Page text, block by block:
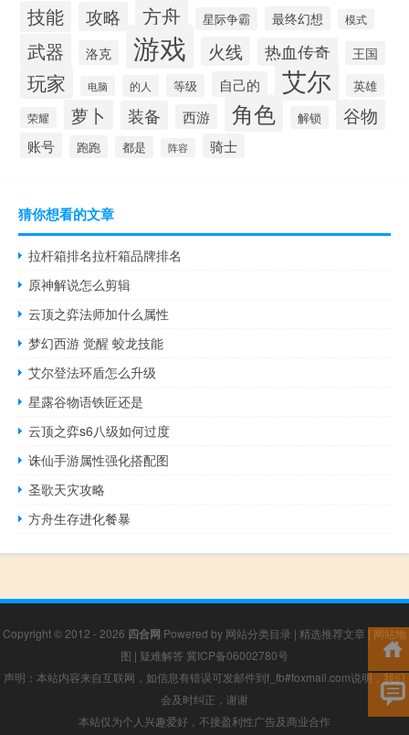
技能 攻略 方舟 星际争霸 最终幻想 模式
武器 洛克 游戏 火线 热血传奇 王国
玩家 电脑 的人 等级 自己的 艾尔 英雄
荣耀 萝卜 装备 西游 角色 解锁 谷物
账号 跑跑 都是 阵容 骑士
猜你想看的文章
拉杆箱排名拉杆箱品牌排名
原神解说怎么剪辑
云顶之弈法师加什么属性
梦幻西游 觉醒 蛟龙技能
艾尔登法环盾怎么升级
星露谷物语铁匠还是
云顶之弈s6八级如何过度
诛仙手游属性强化搭配图
圣歌天灾攻略
方舟生存进化餐暴
Copyright © 2012 - 2026 四合网 Powered by 网站分类目录 | 精选推荐文章 | 网站地
图 | 疑难解答 冀ICP备06002780号
声明：本站内容来自互联网，如信息有错误可发邮件到f_fb#foxmail.com说明，我们
会及时纠正，谢谢
本站仅为个人兴趣爱好，不接盈利性广告及商业合作